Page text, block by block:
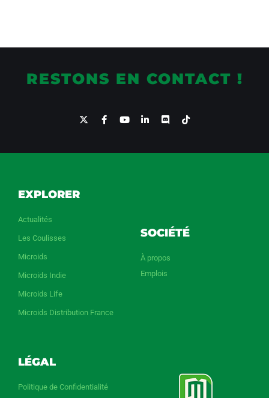
RESTONS EN CONTACT !
EXPLORER
Actualités
Les Coulisses
Microids
Microids Indie
Microids Life
Microids Distribution France
SOCIÉTÉ
À propos
Emplois
LÉGAL
Politique de Confidentialité